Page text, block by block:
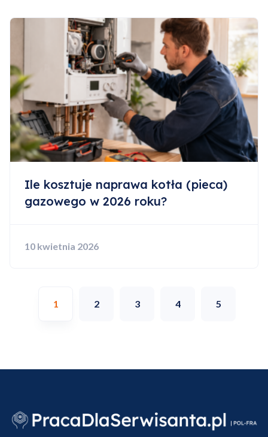
Ile kosztuje naprawa kotła (pieca)
gazowego w 2026 roku?
10 kwietnia 2026
1 2 3 4 5